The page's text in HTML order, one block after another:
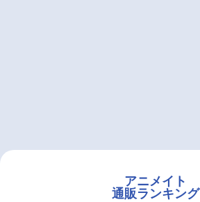
アニメイト
通販ランキング